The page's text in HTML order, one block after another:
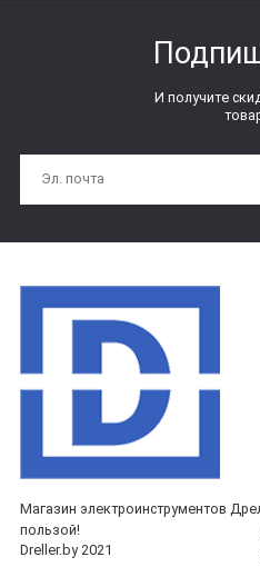
И получите
Магазин электроинструментов
пользой!
Dreller.by 2021